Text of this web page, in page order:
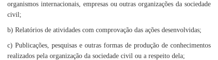
organismos internacionais, empresas ou outras organizações da sociedade
civil;
b) Relatórios de atividades com comprovação das ações desenvolvidas;
c) Publicações, pesquisas e outras formas de produção de conhecimentos
realizados pela organização da sociedade civil ou a respeito dela;